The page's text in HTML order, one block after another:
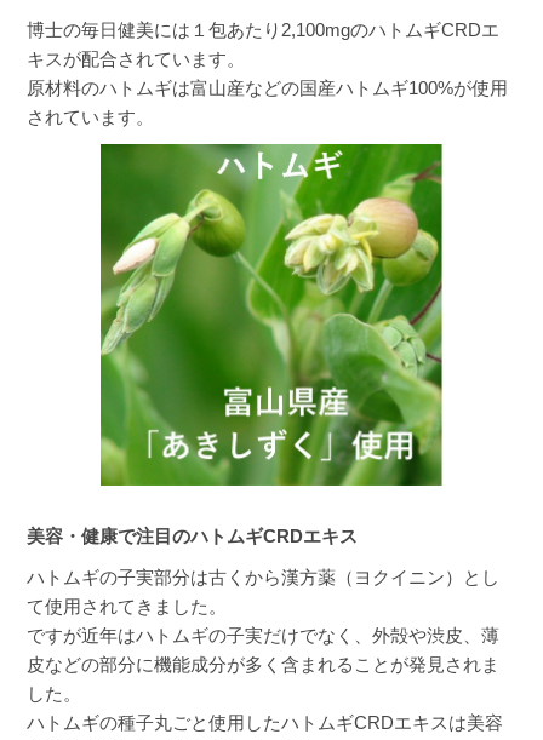
ぱんだ
福岡県 50代
投稿日
2024/02/22
これは朝晩飲んだ方がいいと思いました。
美容以外にポリープができやすい体質なので、
予防に飲んでいます。
肌は明るくなりますし、これとエクエルは続け
たいですね。
ひろぽん 購入者
投稿日
2023/08/13
左足の膝に乾癬があったのですが、どんどん綺
麗になり、黒ずみもほぼ消えました。
博士の毎日健美には１包あたり2,100mgのハトムギCRDエ
キスが配合されています。
原材料のハトムギは富山産などの国産ハトムギ100%が使用
されています。
美容・健康で注目のハトムギCRDエキス
ハトムギの子実部分は古くから漢方薬（ヨクイニン）とし
て使用されてきました。
ですが近年はハトムギの子実だけでなく、外殻や渋皮、薄
皮などの部分に機能成分が多く含まれることが発見されま
した。
ハトムギの種子丸ごと使用したハトムギCRDエキスは美容